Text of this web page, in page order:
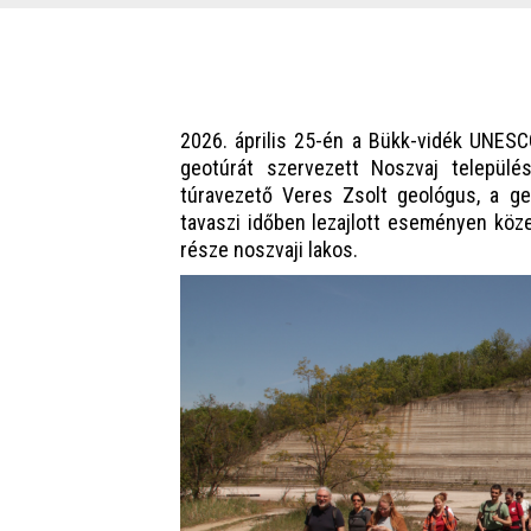
2026. április 25-én a Bükk-vidék
geotúrát szervezett Noszvaj
túravezető Veres Zsolt geológus, a
tavaszi időben lezajlott eseményen
része noszvaji lakos.